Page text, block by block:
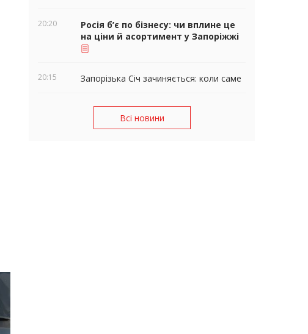
20:20
Росія б’є по бізнесу: чи вплине це
на ціни й асортимент у Запоріжжі
20:15 Запорізька Січ зачиняється: коли саме
Всі новини